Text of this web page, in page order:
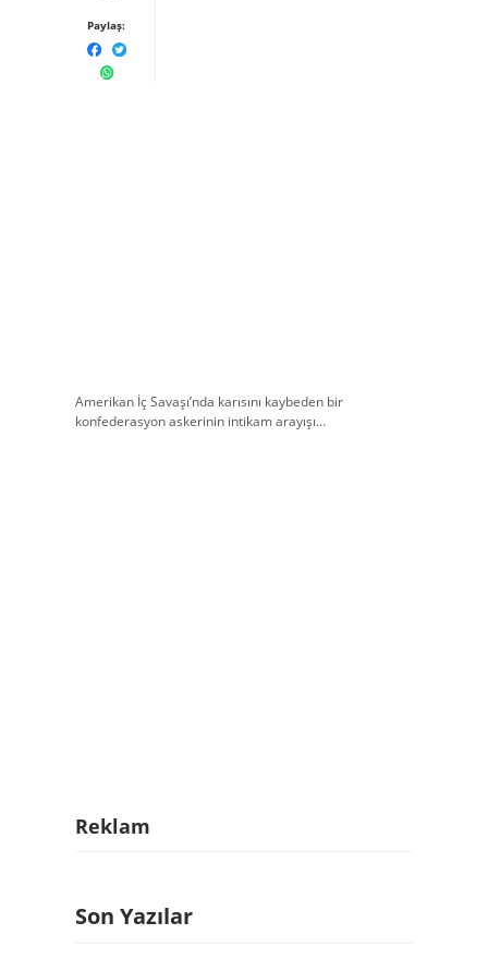
Paylaş:
Amerikan İç Savaşı’nda karısını kaybeden bir
konfederasyon askerinin intikam arayışı…
Reklam
Son Yazılar